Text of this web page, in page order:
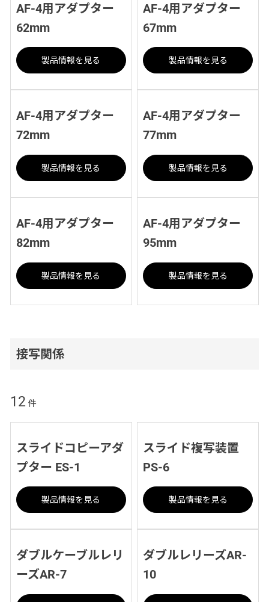
AF-4用アダプター
62mm
製品情報を見る
AF-4用アダプター
67mm
製品情報を見る
AF-4用アダプター
72mm
製品情報を見る
AF-4用アダプター
77mm
製品情報を見る
AF-4用アダプター
82mm
製品情報を見る
AF-4用アダプター
95mm
製品情報を見る
接写関係
12 件
スライドコピーアダ
プター ES-1
製品情報を見る
スライド複写装置
PS-6
製品情報を見る
ダブルケーブルレリ
ーズAR-7
ダブルレリーズAR-
10